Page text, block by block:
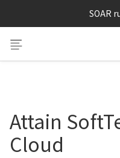
SOAR
加入LINE好友
Attain
Cloud